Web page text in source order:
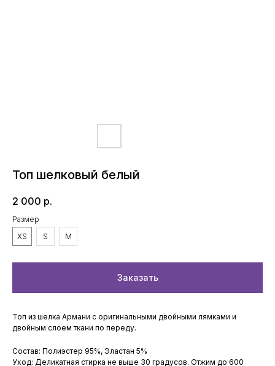
Топ шелковый белый
2 000 р.
Размер
XS
S M
Заказать
Топ из шелка Армани с оригинальными двойными лямками и
двойным слоем ткани по переду.
Состав: Полиэстер 95%, Эластан 5%
Уход: Деликатная стирка не выше 30 градусов. Отжим до 600